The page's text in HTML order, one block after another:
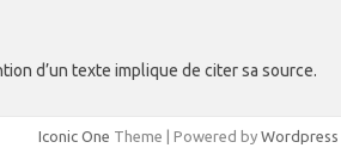
d’un texte implique de citer sa source.
Iconic One Theme | Powered by Wordpress